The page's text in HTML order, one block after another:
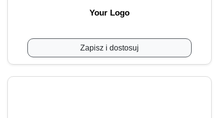
Your Logo
Zapisz i dostosuj